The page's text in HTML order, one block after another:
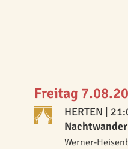
Freitag
HERTEN |
Werner-